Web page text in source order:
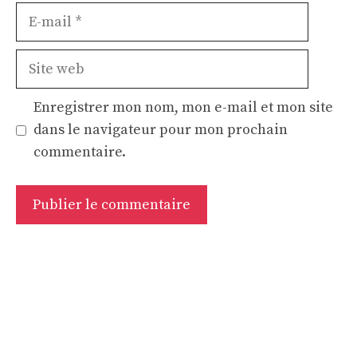
Site
Enregistrer mon nom, mon e-mail et mon site
dans le navigateur pour mon prochain
commentaire.